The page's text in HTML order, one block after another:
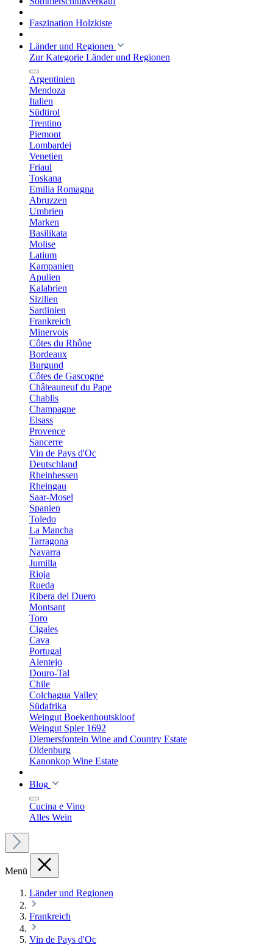
Faszination Holzkiste
Länder und Regionen
Zur Kategorie Länder und Regionen
Argentinien
Mendoza
Italien
Südtirol
Trentino
Piemont
Lombardei
Venetien
Friaul
Toskana
Emilia Romagna
Abruzzen
Umbrien
Marken
Basilikata
Molise
Latium
Kampanien
Apulien
Kalabrien
Sizilien
Sardinien
Frankreich
Minervois
Côtes du Rhône
Bordeaux
Burgund
Côtes de Gascogne
Châteauneuf du Pape
Chablis
Champagne
Elsass
Provence
Sancerre
Vin de Pays d'Oc
Deutschland
Rheinhessen
Rheingau
Saar-Mosel
Spanien
Toledo
La Mancha
Tarragona
Navarra
Jumilla
Rioja
Rueda
Ribera del Duero
Montsant
Toro
Cigales
Cava
Portugal
Alentejo
Douro-Tal
Chile
Colchagua Valley
Südafrika
Weingut Boekenhoutskloof
Weingut Spier 1692
Diemersfontein Wine and Country Estate
Oldenburg
Kanonkop Wine Estate
Blog
Cucina e Vino
Alles Wein
Menü
Länder und Regionen
Frankreich
Vin de Pays d'Oc